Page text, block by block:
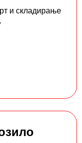
и складирање